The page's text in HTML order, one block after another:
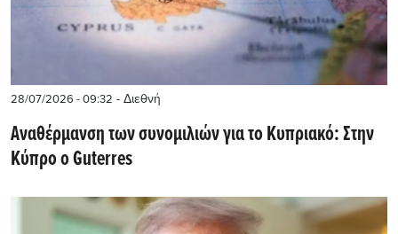
28/07/2026 - 09:32 - Διεθνή
Αναθέρμανση των συνομιλιών για το Κυπριακό: Στην
Κύπρο ο Guterres